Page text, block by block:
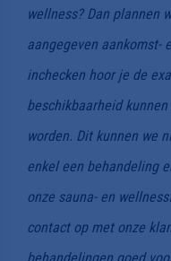
wellness? Dan plannen
aangegeven aankomst-
inchecken hoor je de
beschikbaarheid
worden. Dit kunnen we
enkel een behandeling
onze sauna- en
contact op met onze